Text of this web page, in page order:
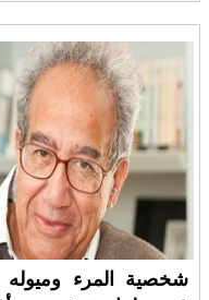
شخصية المرء